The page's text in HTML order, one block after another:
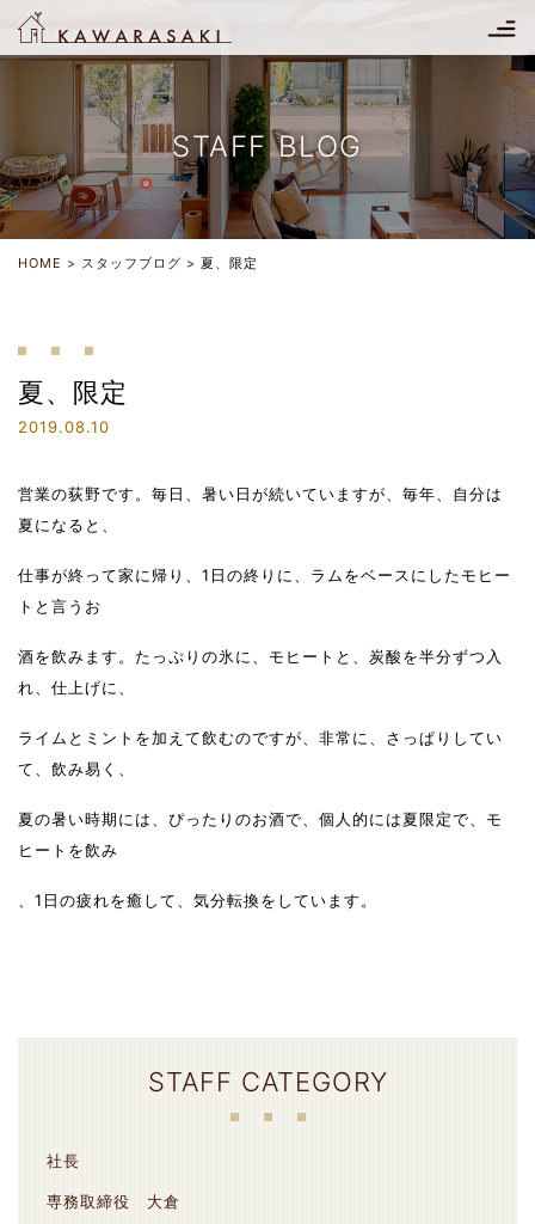
STAFF BLOG
HOME スタッフブログ 夏、限定
夏、限定
2019.08.10
営業の荻野です。毎日、暑い日が続いていますが、毎年、自分は
夏になると、
仕事が終って家に帰り、1日の終りに、ラムをベースにしたモヒー
トと言うお
酒を飲みます。たっぷりの氷に、モヒートと、炭酸を半分ずつ入
れ、仕上げに、
ライムとミントを加えて飲むのですが、非常に、さっぱりしてい
て、飲み易く、
夏の暑い時期には、ぴったりのお酒で、個人的には夏限定で、モ
ヒートを飲み
、1日の疲れを癒して、気分転換をしています。
STAFF CATEGORY
社長
専務取締役 大倉